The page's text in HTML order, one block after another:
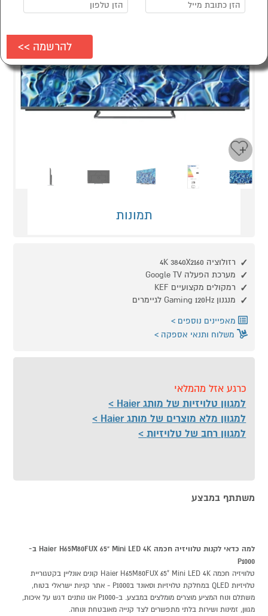
תמונות
רזולוציה 4K 3840X2160
מערכת הפעלה Google TV
רמקולים מקצועיים KEF
מנגנון Gaming 120Hz לגיימרים
מאפיינים נוספים
משלוח ותנאי אספקה
כרגע אזל מהמלאי
למגוון טלויזיות של מותג Haier
למגוון מלא מוצרים של מותג Haier
למגוון רחב של טלויזיות
משתתף במבצע
למה כדאי לקנות טלוויזיה חכמה Haier H65M80FUX 65" Mini LED 4K ב-
P1000
טלוויזיה חכמה Haier H65M80FUX 65" Mini LED 4K קונים אונליין בקטגוריית
טלויזיות QLED במחלקת טלויזיות וסאונד בP1000 - אתר קניות ישראלי בטוח,
משתלם ונוח המציע מוצרים מומלצים במבצע. ב-P1000 אנו נותנים דגש על איכות,
מגוון, זמינות ושירות בלתי מתפשרים לצד קנייה מאובטחת ונוחה.